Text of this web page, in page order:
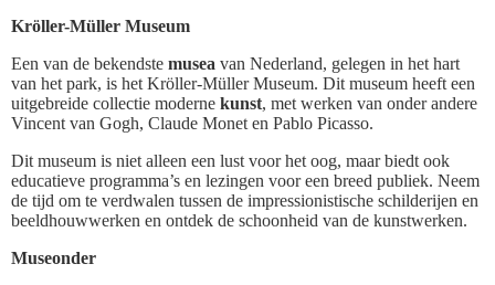
Kröller-Müller Museum
Een van de bekendste musea van Nederland, gelegen in het hart
van het park, is het Kröller-Müller Museum. Dit museum heeft een
uitgebreide collectie moderne kunst, met werken van onder andere
Vincent van Gogh, Claude Monet en Pablo Picasso.
Dit museum is niet alleen een lust voor het oog, maar biedt ook
educatieve programma’s en lezingen voor een breed publiek. Neem
de tijd om te verdwalen tussen de impressionistische schilderijen en
beeldhouwwerken en ontdek de schoonheid van de kunstwerken.
Museonder